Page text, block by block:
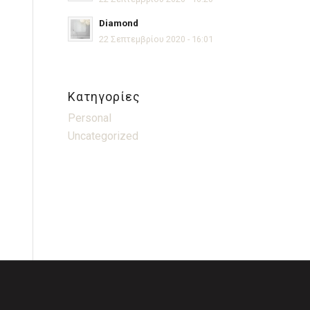
Diamond
22 Σεπτεμβρίου 2020 - 16:01
Kατηγορίες
Personal
Uncategorized